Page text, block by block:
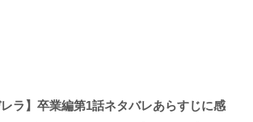
レラ】卒業編第1話ネタバレあらすじに感